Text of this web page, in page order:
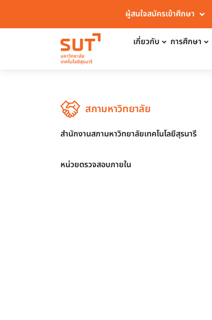
ผู้สนใจสมัครเข้าศึกษา
เกี่ยวกับ การศึกษา
สภามหาวิทยาลัย
สำนักงานสภามหาวิทยาลัยเทคโนโลยีสุรนารี
หน่วยตรวจสอบภายใน